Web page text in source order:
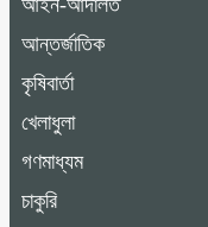
আইন-আদালত
আন্তর্জাতিক
কৃষিবার্তা
খেলাধুলা
গণমাধ্যম
চাকুরি